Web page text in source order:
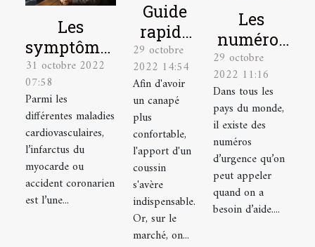
Les
symptômes
d’un
infarctus
du
myocarde
et la
réaction
d'urgence à
avoir
31 octobre 2022
07:58
Parmi les
différentes maladies
cardiovasculaires,
l’infarctus du
myocarde ou
accident coronarien
est l’une...
Guide
rapide
pour
choisir
un
coussin
tropical
29 octobre
2022 14:54
Afin d'avoir
un canapé
plus
confortable,
l'apport d'un
coussin
s'avère
indispensable.
Or, sur le
marché, on...
Les
numéros
à appeler
en
situation
d’urgence
à Lyon
29 octobre
2022 11:16
Dans tous les
pays du monde,
il existe des
numéros
d’urgence qu’on
peut appeler
quand on a
besoin d’aide....